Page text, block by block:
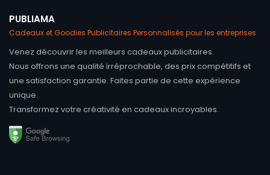
PUBLIAMA
Cadeaux et Goodies Publicitaires Personnalisés pour les entreprises
Venez découvrir les meilleurs cadeaux publicitaires.
Nous offrons une qualité irréprochable, des prix compétitifs et
une satisfaction garantie. Faites partie de cette expérience
unique.
Transformez votre créativité en cadeaux incroyables.